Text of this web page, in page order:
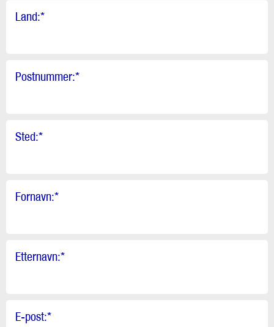
Land:*
Postnummer:*
Sted:*
Fornavn:*
Etternavn:*
E-post:*